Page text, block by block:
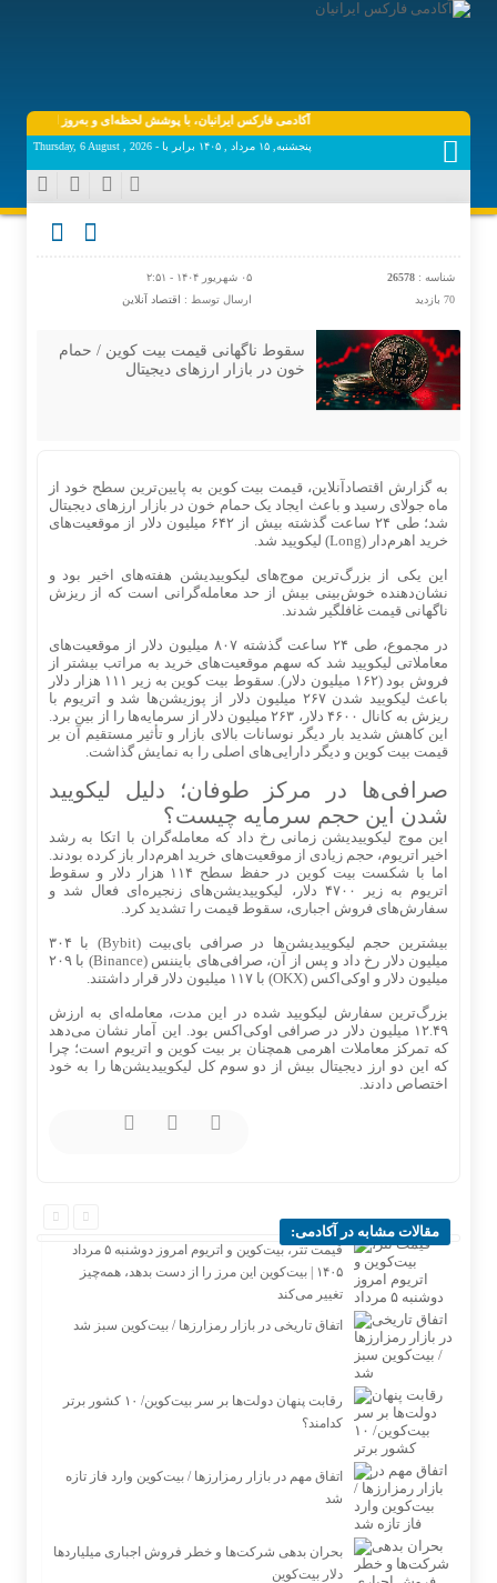
آکادمی فارکس ایرانیان، با پوشش لحظه‌ای و به‌روز اخبار روز
پنجشنبه, ۱۵ مرداد , ۱۴۰۵ برابر با - Thursday, 6 August , 2026
شناسه : 26578
۰۵ شهریور ۱۴۰۴ - ۲:۵۱
70 بازدید
ارسال توسط : اقتصاد آنلاین
سقوط ناگهانی قیمت بیت‌ کوین / حمام
خون در بازار ارزهای دیجیتال
به گزارش اقتصادآنلاین، قیمت بیت‌ کوین به پایین‌ترین سطح خود از
ماه جولای رسید و باعث ایجاد یک حمام خون در بازار ارزهای دیجیتال
شد؛ طی ۲۴ ساعت گذشته بیش از ۶۴۲ میلیون دلار از موقعیت‌های
خرید اهرم‌دار (Long) لیکویید شد.
این یکی از بزرگ‌ترین موج‌های لیکوییدیشن هفته‌های اخیر بود و
نشان‌دهنده خوش‌بینی بیش از حد معامله‌گرانی است که از ریزش
ناگهانی قیمت غافلگیر شدند.
در مجموع، طی ۲۴ ساعت گذشته ۸۰۷ میلیون دلار از موقعیت‌های
معاملاتی لیکویید شد که سهم موقعیت‌های خرید به مراتب بیشتر از
فروش بود (۱۶۲ میلیون دلار). سقوط بیت‌ کوین به زیر ۱۱۱ هزار دلار
باعث لیکویید شدن ۲۶۷ میلیون دلار از پوزیشن‌ها شد و اتریوم با
ریزش به کانال ۴۶۰۰ دلار، ۲۶۳ میلیون دلار از سرمایه‌ها را از بین برد.
این کاهش شدید بار دیگر نوسانات بالای بازار و تأثیر مستقیم آن بر
قیمت بیت‌ کوین و دیگر دارایی‌های اصلی را به نمایش گذاشت.
صرافی‌ها در مرکز طوفان؛ دلیل لیکویید
شدن این حجم سرمایه چیست؟
این موج لیکوییدیشن زمانی رخ داد که معامله‌گران با اتکا به رشد
اخیر اتریوم، حجم زیادی از موقعیت‌های خرید اهرم‌دار باز کرده بودند.
اما با شکست بیت‌ کوین در حفظ سطح ۱۱۴ هزار دلار و سقوط
اتریوم به زیر ۴۷۰۰ دلار، لیکوییدیشن‌های زنجیره‌ای فعال شد و
سفارش‌های فروش اجباری، سقوط قیمت را تشدید کرد.
بیشترین حجم لیکوییدیشن‌ها در صرافی بای‌بیت (Bybit) با ۳۰۴
میلیون دلار رخ داد و پس از آن، صرافی‌های بایننس (Binance) با ۲۰۹
میلیون دلار و اوکی‌اکس (OKX) با ۱۱۷ میلیون دلار قرار داشتند.
بزرگ‌ترین سفارش لیکویید شده در این مدت، معامله‌ای به ارزش
۱۲.۴۹ میلیون دلار در صرافی اوکی‌اکس بود. این آمار نشان می‌دهد
که تمرکز معاملات اهرمی همچنان بر بیت‌ کوین و اتریوم است؛ چرا
که این دو ارز دیجیتال بیش از دو سوم کل لیکوییدیشن‌ها را به خود
اختصاص دادند.
مقالات مشابه در آکادمی:
قیمت تتر، بیت‌کوین و اتریوم امروز دوشنبه ۵ مرداد
۱۴۰۵ | بیت‌کوین این مرز را از دست بدهد، همه‌چیز
تغییر می‌کند
اتفاق تاریخی در بازار رمزارزها / بیت‌کوین سبز شد
رقابت پنهان دولت‌ها بر سر بیت‌کوین/ ۱۰ کشور برتر
کدامند؟
اتفاق مهم در بازار رمزارزها / بیت‌کوین وارد فاز تازه
شد
بحران بدهی شرکت‌ها و خطر فروش اجباری میلیاردها
دلار بیت‌کوین